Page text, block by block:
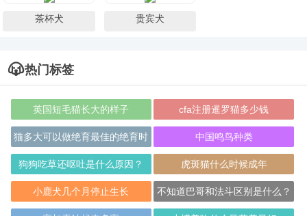
茶杯犬 贵宾犬
热门标签
英国短毛猫长大的样子 cfa注册暹罗猫多少钱
猫多大可以做绝育最佳的绝育时
间记住了吗？
中国鸣鸟种类
狗狗吃草还呕吐是什么原因？ 虎斑猫什么时候成年
小鹿犬几个月停止生长
不知道巴哥和法斗区别是什么？
来这瞧瞧